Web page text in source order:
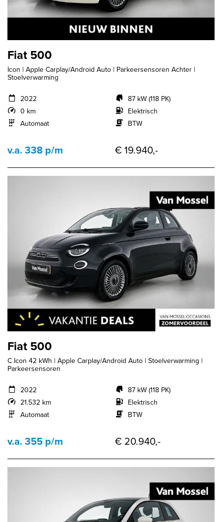
Fiat 500
Icon | Apple Carplay/Android Auto | Parkeersensoren Achter |
Stoelverwarming
2022
0 km
Automaat
87 kW (118 PK)
Elektrisch
BTW
v.a. 338 p/m € 19.940,-
Fiat 500
C Icon 42 kWh | Apple Carplay/Android Auto | Stoelverwarming |
Parkeersensoren
2022
21.532 km
Automaat
87 kW (118 PK)
Elektrisch
BTW
v.a. 355 p/m € 20.940,-